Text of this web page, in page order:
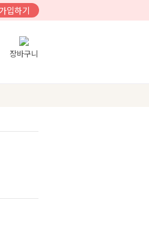
가입하기
장바구니